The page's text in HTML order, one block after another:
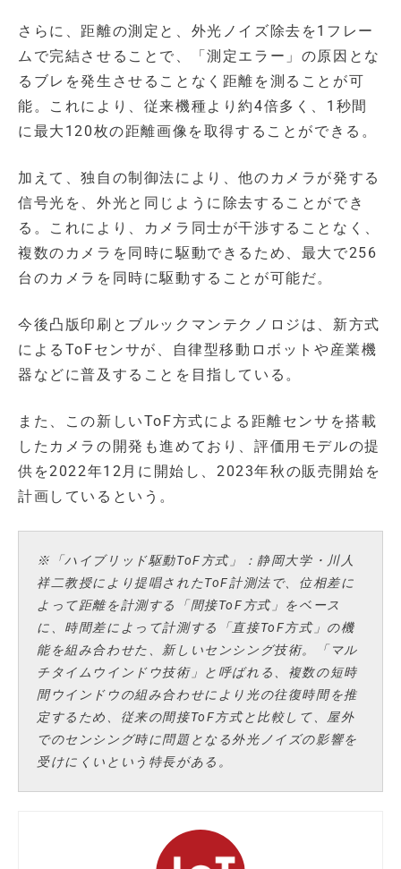
さらに、距離の測定と、外光ノイズ除去を1フレー
ムで完結させることで、「測定エラー」の原因とな
るブレを発生させることなく距離を測ることが可
能。これにより、従来機種より約4倍多く、1秒間
に最大120枚の距離画像を取得することができる。
加えて、独自の制御法により、他のカメラが発する
信号光を、外光と同じように除去することができ
る。これにより、カメラ同士が干渉することなく、
複数のカメラを同時に駆動できるため、最大で256
台のカメラを同時に駆動することが可能だ。
今後凸版印刷とブルックマンテクノロジは、新方式
によるToFセンサが、自律型移動ロボットや産業機
器などに普及することを目指している。
また、この新しいToF方式による距離センサを搭載
したカメラの開発も進めており、評価用モデルの提
供を2022年12月に開始し、2023年秋の販売開始を
計画しているという。
※「ハイブリッド駆動ToF方式」：静岡大学・川人
祥二教授により提唱されたToF計測法で、位相差に
よって距離を計測する「間接ToF方式」をベース
に、時間差によって計測する「直接ToF方式」の機
能を組み合わせた、新しいセンシング技術。「マル
チタイムウインドウ技術」と呼ばれる、複数の短時
間ウインドウの組み合わせにより光の往復時間を推
定するため、従来の間接ToF方式と比較して、屋外
でのセンシング時に問題となる外光ノイズの影響を
受けにくいという特長がある。